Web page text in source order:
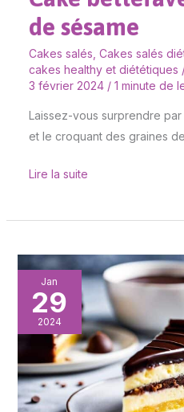
de sésame
Cakes salés Cakes salés
cakes healthy et diététiques
3 février 2024 / 1 minute de
Laissez-vous surprendre
et le croquant des graines
Lire la suite
Jan
29
2024
Cake
marbré
vanille-
chocolat
:
concilier
gourmandise